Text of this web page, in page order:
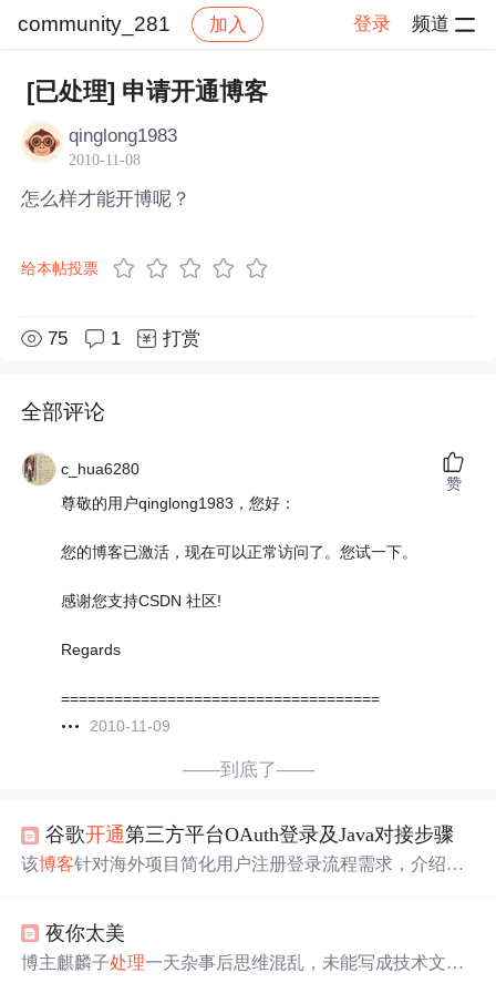
community_281 加入 登录 频道
社区 community_281 帖子详情
[已处理] 申请开通博客
qinglong1983
2010-11-08
怎么样才能开博呢？
给本帖投票
75 1 打赏
全部评论
c_hua6280
尊敬的用户qinglong1983，您好：
您的博客已激活，现在可以正常访问了。您试一下。
感谢您支持CSDN 社区!
Regards
====================================
2010-11-09
赞
——到底了——
谷歌开通第三方平台OAuth登录及Java对接步骤
该博客针对海外项目简化用户注册登录流程需求，介绍基
开通等；代码对接流程，如前端页面对接、服务端验证
等；还提及了新账号登录时的常见问题及处理办法。
夜你太美
博主麒麟子处理一天杂事后思维混乱，未能写成技术文